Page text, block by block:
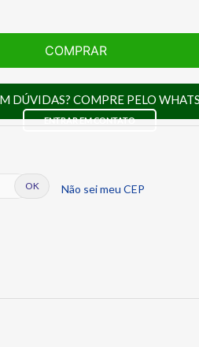
Capacete LS2 FF358 FF396 Iridium
COMPRAR
DÚVIDAS? COMPRE PELO
ENTRAR EM CONTATO
Não sei meu CEP